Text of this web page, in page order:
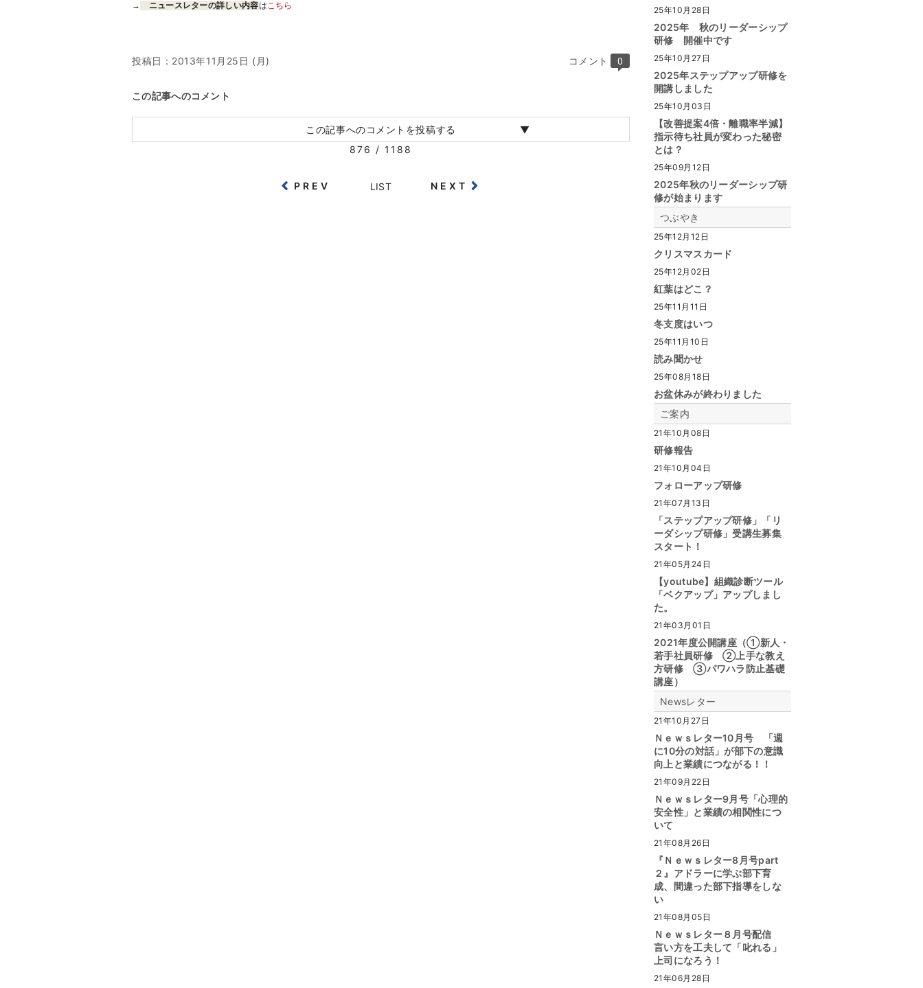
→ ニュースレターの詳しい内容は こちら
投稿日： 2013年11月25日 (月) コメント 0
この記事へのコメント
この記事へのコメントを投稿する
876 / 1188
PREV LIST NEXT
25年10月28日
2025年 秋のリーダーシップ
研修 開催中です
25年10月27日
2025年ステップアップ研修を
開講しました
25年10月03日
【改善提案4倍・離職率半減】
指示待ち社員が変わった秘密
とは？
25年09月12日
2025年秋のリーダーシップ研
修が始まります
つぶやき
25年12月12日
クリスマスカード
25年12月02日
紅葉はどこ？
25年11月11日
冬支度はいつ
25年11月10日
読み聞かせ
25年08月18日
お盆休みが終わりました
ご案内
21年10月08日
研修報告
21年10月04日
フォローアップ研修
21年07月13日
「ステップアップ研修」「リ
ーダシップ研修」受講生募集
スタート！
21年05月24日
【youtube】組織診断ツール
「ベクアップ」アップしまし
た。
21年03月01日
2021年度公開講座（①新人・
若手社員研修 ②上手な教え
方研修 ③パワハラ防止基礎
講座）
Newsレター
21年10月27日
Ｎｅｗｓレター10月号 「週
に10分の対話」が部下の意識
向上と業績につながる！！
21年09月22日
Ｎｅｗｓレター9月号「心理的
安全性」と業績の相関性につ
いて
21年08月26日
『Ｎｅｗｓレター8月号part
２』アドラーに学ぶ部下育
成、間違った部下指導をしな
い
21年08月05日
Ｎｅｗｓレター８月号配信
言い方を工夫して「叱れる」
上司になろう！
21年06月28日